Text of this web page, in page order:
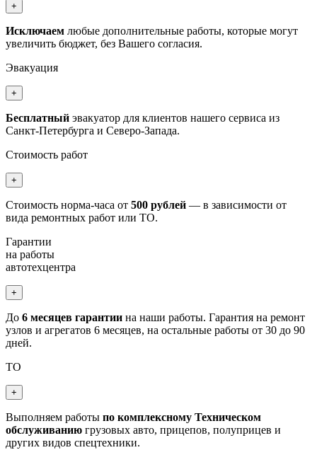
+
Исключаем любые дополнительные работы, которые могут
увеличить бюджет, без Вашего согласия.
Эвакуация
+
Бесплатный эвакуатор для клиентов нашего сервиса из
Санкт-Петербурга и Северо-Запада.
Стоимость работ
+
Стоимость норма-часа от 500 рублей — в зависимости от
вида ремонтных работ или ТО.
Гарантии
на работы
автотехцентра
+
До 6 месяцев гарантии на наши работы. Гарантия на ремонт
узлов и агрегатов 6 месяцев, на остальные работы от 30 до 90
дней.
ТО
+
Выполняем работы по комплексному Техническом
обслуживанию грузовых авто, прицепов, полуприцев и
других видов спецтехники.